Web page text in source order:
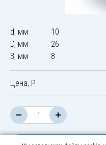
d, мм
10
D, мм
26
B, мм
8
Цена, Р